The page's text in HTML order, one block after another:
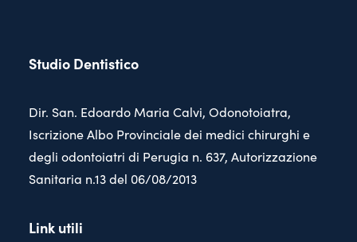
Studio Dentistico
Dir. San. Edoardo Maria Calvi, Odonotoiatra,
Iscrizione Albo Provinciale dei medici chirurghi e
degli odontoiatri di Perugia n. 637, Autorizzazione
Sanitaria n.13 del 06/08/2013
Link utili